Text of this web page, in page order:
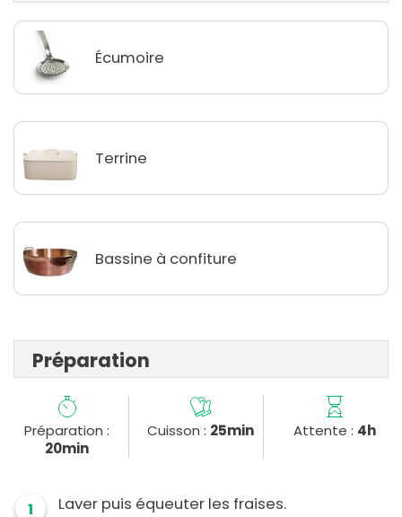
Écumoire
Terrine
Bassine à confiture
Préparation
Préparation :
20min
Cuisson : 25min Attente : 4h
1 Laver puis équeuter les fraises.